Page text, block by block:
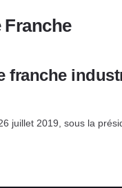
Franche
franche
juillet 2019, sous la